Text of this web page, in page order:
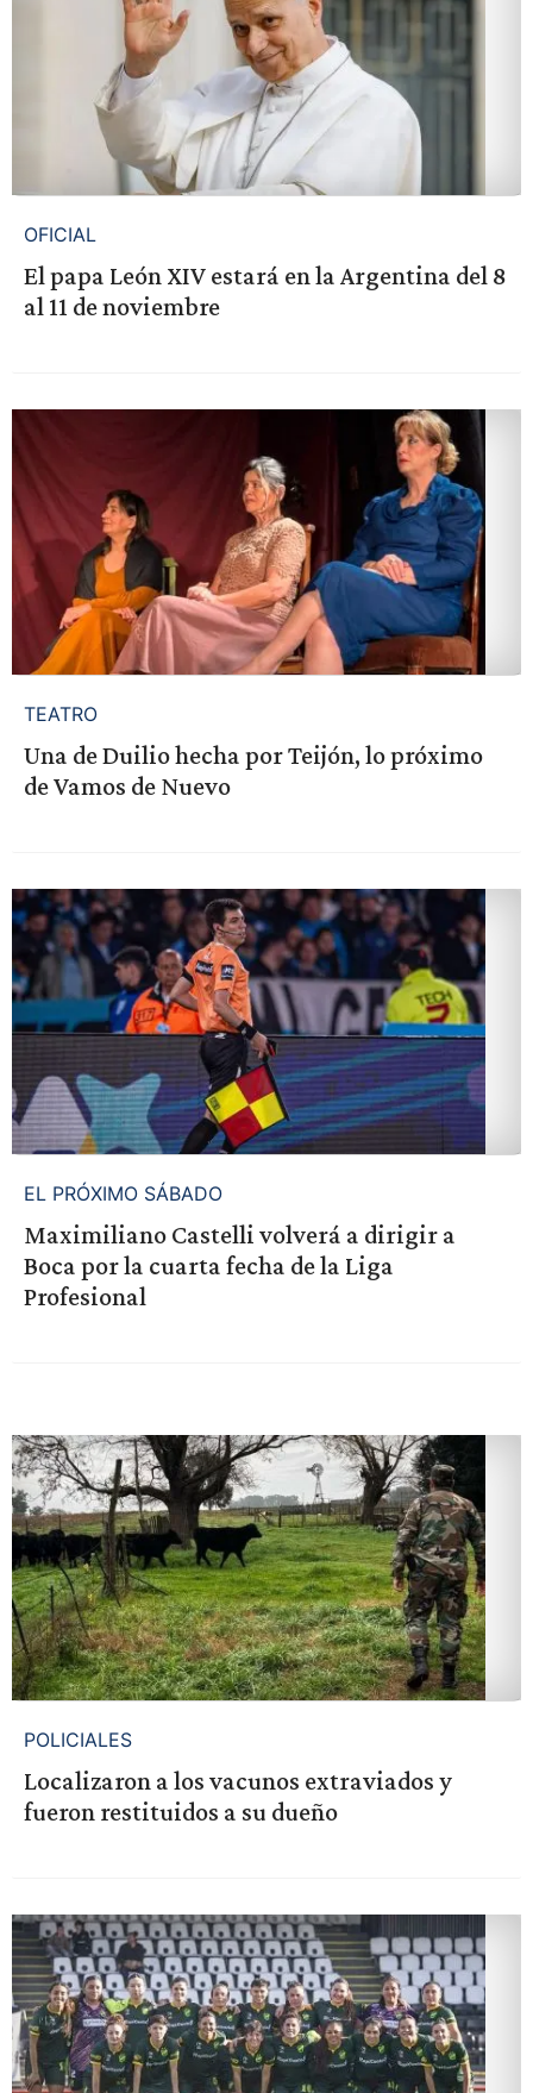
OFICIAL
El papa León XIV estará en la Argentina del 8
al 11 de noviembre
TEATRO
Una de Duilio hecha por Teijón, lo próximo
de Vamos de Nuevo
EL PRÓXIMO SÁBADO
Maximiliano Castelli volverá a dirigir a
Boca por la cuarta fecha de la Liga
Profesional
POLICIALES
Localizaron a los vacunos extraviados y
fueron restituidos a su dueño